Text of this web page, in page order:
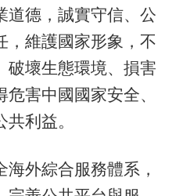
道德，誠實守信、公
，維護國家形象，不
破壞生態環境、損害
害中國國家安全、
利益。
綜合服務體系，